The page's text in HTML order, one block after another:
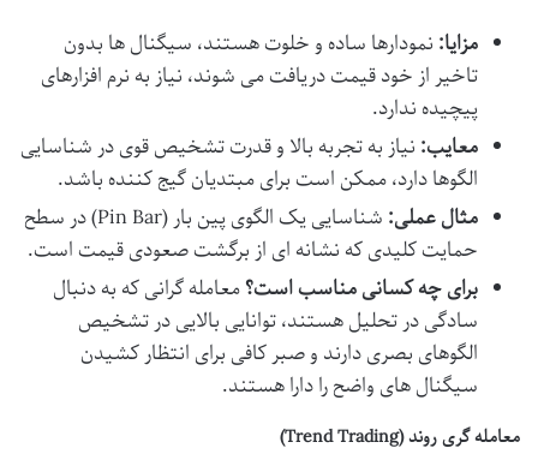
مزایا: نمودارها ساده و خلوت هستند، سیگنال ها بدون
تاخیر از خود قیمت دریافت می شوند، نیاز به نرم افزارهای
پیچیده ندارد.
معایب: نیاز به تجربه بالا و قدرت تشخیص قوی در شناسایی
الگوها دارد، ممکن است برای مبتدیان گیج کننده باشد.
مثال عملی:
شناسایی یک الگوی پین بار (Pin Bar) در سطح
حمایت کلیدی که نشانه ای از برگشت صعودی قیمت است.
برای چه کسانی مناسب است؟معامله گرانی که به دنبال
سادگی در تحلیل هستند، توانایی بالایی در تشخیص
الگوهای بصری دارند و صبر کافی برای انتظار کشیدن
سیگنال های واضح را دارا هستند.
معامله گری روند (Trend Trading)